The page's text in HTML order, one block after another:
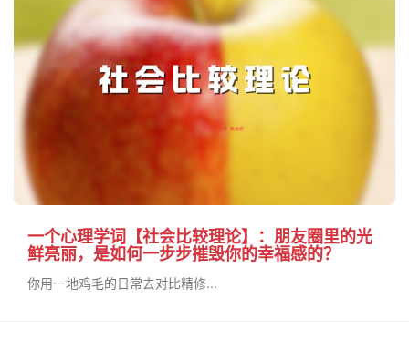
一个心理学词【社会比较理论】：朋友圈里的光
鲜亮丽，是如何一步步摧毁你的幸福感的？
你用一地鸡毛的日常去对比精修...